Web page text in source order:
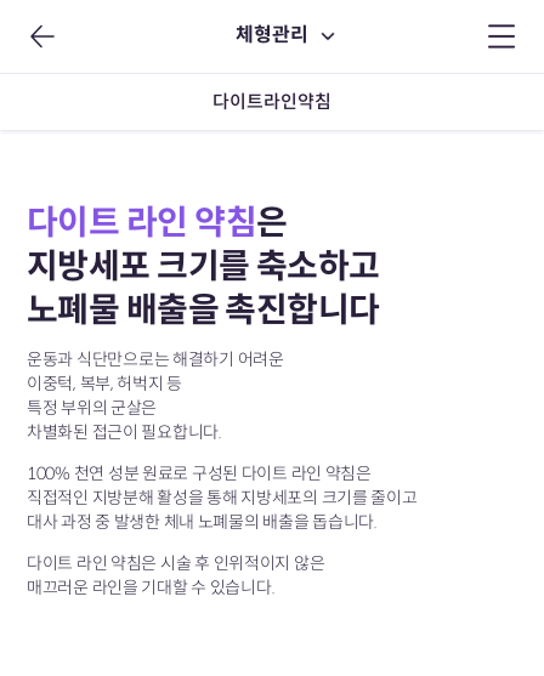
체형관리
다이트라인약침
다이트 라인 약침은
지방세포 크기를 축소하고
노폐물 배출을 촉진합니다
운동과 식단만으로는 해결하기 어려운
이중턱, 복부, 허벅지 등
특정 부위의 군살은
차별화된 접근이 필요합니다.
100% 천연 성분 원료로 구성된 다이트 라인 약침은
직접적인 지방분해 활성을 통해 지방세포의 크기를 줄이고
대사 과정 중 발생한 체내 노폐물의 배출을 돕습니다.
다이트 라인 약침은 시술 후 인위적이지 않은
매끄러운 라인을 기대할 수 있습니다.